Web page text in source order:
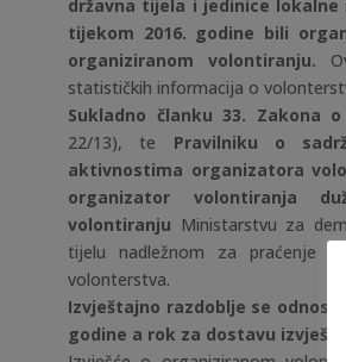
državna tijela i jedinice
tijekom 2016. godine bili
organiziranom volontiranju.
statističkih informacija o
Sukladno članku 33. Zakona
22/13), te
Pravilniku o
aktivnostima organizatora
organizator volontiranja
volontiranju Ministarstvu za
tijelu nadležnom za praćenje
volonterstva.
Izvještajno razdoblje se odnosi
godine a rok za dostavu